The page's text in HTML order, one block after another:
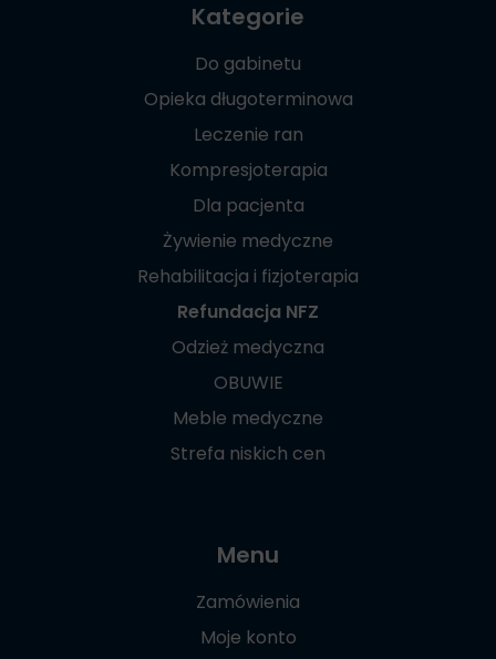
Kategorie
Do gabinetu
Opieka długoterminowa
Leczenie ran
Kompresjoterapia
Dla pacjenta
Żywienie medyczne
Rehabilitacja i fizjoterapia
Refundacja NFZ
Odzież medyczna
OBUWIE
Meble medyczne
Strefa niskich cen
Menu
Zamówienia
Moje konto